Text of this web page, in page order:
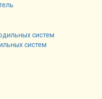
систем